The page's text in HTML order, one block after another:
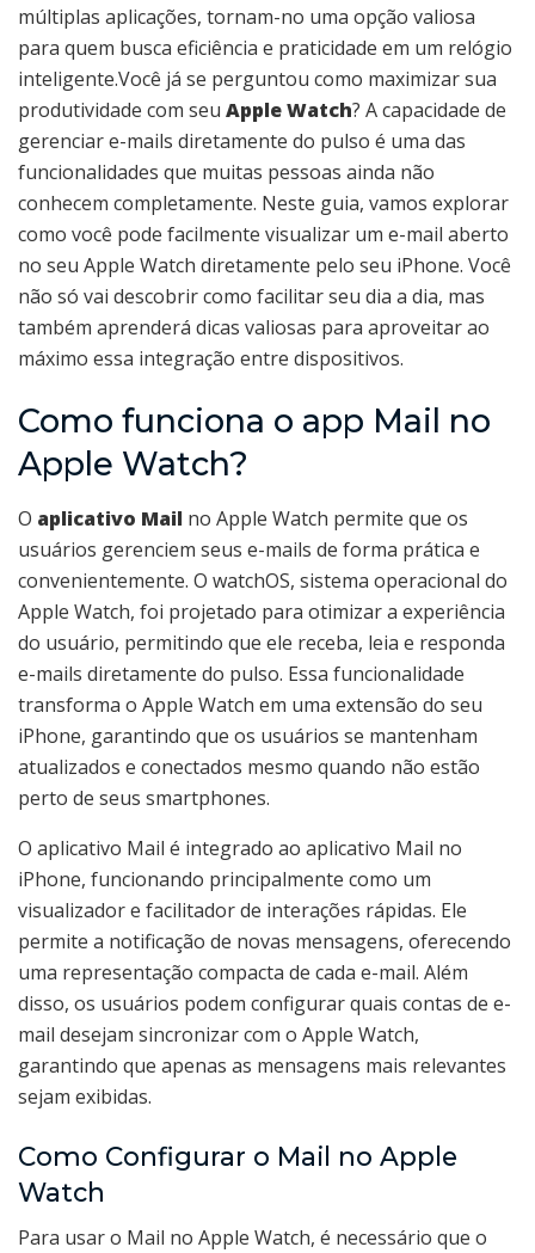
múltiplas aplicações, tornam-no uma opção valiosa
para quem busca eficiência e praticidade em um relógio
inteligente.Você já se perguntou como maximizar sua
produtividade com seu Apple Watch? A capacidade de
gerenciar e-mails diretamente do pulso é uma das
funcionalidades que muitas pessoas ainda não
conhecem completamente. Neste guia, vamos explorar
como você pode facilmente visualizar um e-mail aberto
no seu Apple Watch diretamente pelo seu iPhone. Você
não só vai descobrir como facilitar seu dia a dia, mas
também aprenderá dicas valiosas para aproveitar ao
máximo essa integração entre dispositivos.
Como funciona o app Mail no
Apple Watch?
O aplicativo Mail no Apple Watch permite que os
usuários gerenciem seus e-mails de forma prática e
convenientemente. O watchOS, sistema operacional do
Apple Watch, foi projetado para otimizar a experiência
do usuário, permitindo que ele receba, leia e responda
e-mails diretamente do pulso. Essa funcionalidade
transforma o Apple Watch em uma extensão do seu
iPhone, garantindo que os usuários se mantenham
atualizados e conectados mesmo quando não estão
perto de seus smartphones.
O aplicativo Mail é integrado ao aplicativo Mail no
iPhone, funcionando principalmente como um
visualizador e facilitador de interações rápidas. Ele
permite a notificação de novas mensagens, oferecendo
uma representação compacta de cada e-mail. Além
disso, os usuários podem configurar quais contas de e-
mail desejam sincronizar com o Apple Watch,
garantindo que apenas as mensagens mais relevantes
sejam exibidas.
Como Configurar o Mail no Apple
Watch
Para usar o Mail no Apple Watch, é necessário que o